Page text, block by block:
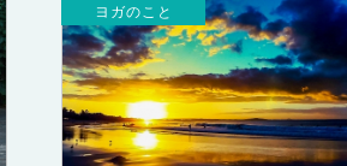
ヨガのこと